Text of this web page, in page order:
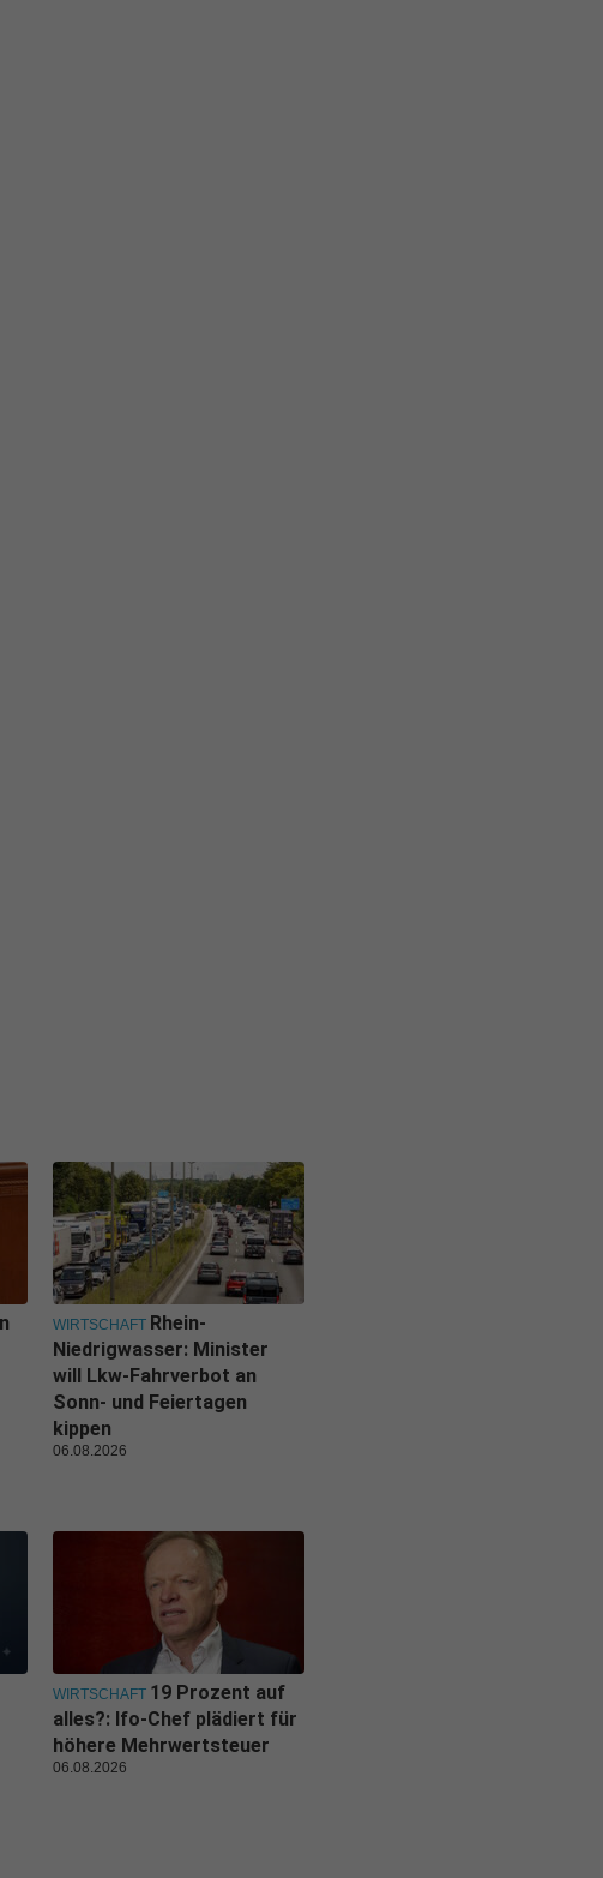
WIRTSCHAFT Rhein-
Niedrigwasser: Minister
will Lkw-Fahrverbot an
Sonn- und Feiertagen
kippen
06.08.2026
WIRTSCHAFT 19 Prozent auf
alles?: Ifo-Chef plädiert für
höhere Mehrwertsteuer
06.08.2026